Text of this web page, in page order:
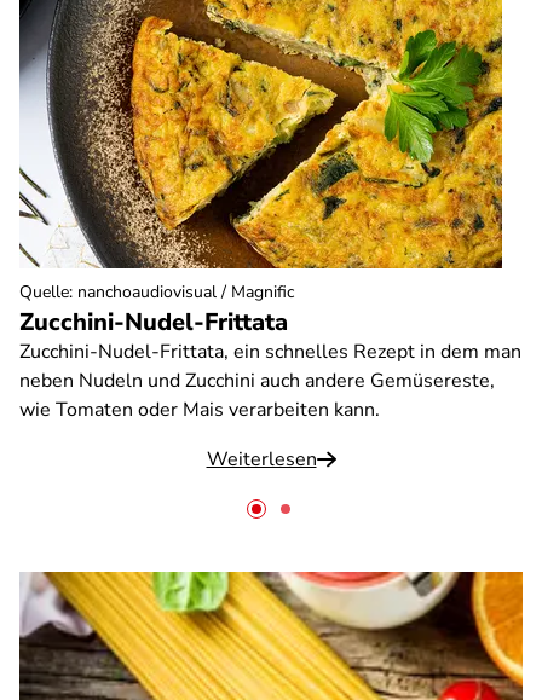
Zucchini-Nudel-Frittata
Zucchini-Nudel-Frittata, ein schnelles Rezept in dem man
neben Nudeln und Zucchini auch andere Gemüsereste,
wie Tomaten oder Mais verarbeiten kann.
Weiterlesen
Quelle: nanchoaudiovisual / Magnific